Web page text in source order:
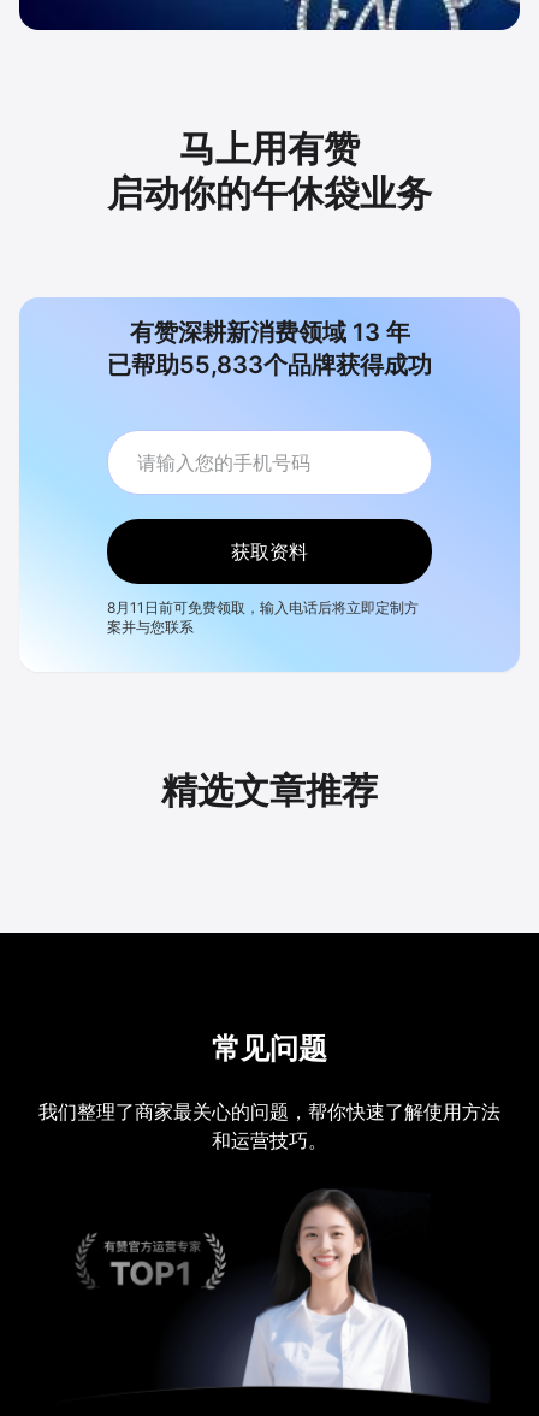
马上用有赞
启动你的午休袋业务
有赞深耕新消费领域 13 年
已帮助55,833个品牌获得成功
获取资料
8月11日前可免费领取，输入电话后将立即定制方
案并与您联系
精选文章推荐
常见问题
我们整理了商家最关心的问题，帮你快速了解使用方法
和运营技巧。